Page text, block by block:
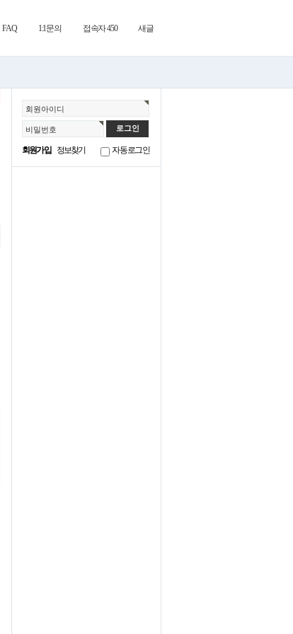
FAQ 1:1문의 접속자 450 새글
회원아이디
비밀번호
회원가입 정보찾기 자동로그인